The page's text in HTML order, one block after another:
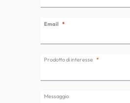
Email
Prodotto di interesse
Messaggio